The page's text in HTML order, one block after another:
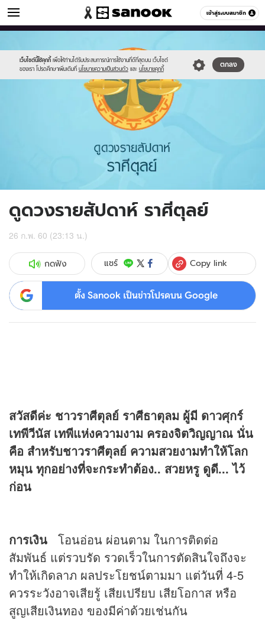
เข้าสู่ระบบสมาชิก
ดูดวง หมวดอื่นๆ
เว็บไซต์นี้ใช้คุกกี้ เพื่อให้ท่านได้รับประสบการณ์การใช้งานที่ดีที่สุดบน เว็บไซต์
ของเรา โปรดศึกษาเพิ่มเติมที่ นโยบายความเป็นส่วนตัว และ นโยบายคุกกี้
ตกลง
new-
sanook.png
ดูดวงรายสัปดาห์ ราศีตุลย์
26 ก.พ. 60 (23:13 น.)
กดฟัง แชร์ Copy link
ตั้ง Sanook เป็นข่าวโปรดบน Google
สวัสดีค่ะ ชาวราศีตุลย์ ราศีธาตุลม ผู้มี ดาวศุกร์
เทพีวีนัส เทพีแห่งความงาม ครองจิตวิญญาณ นั่น
คือ สำหรับชาวราศีตุลย์ ความสวยงามทำให้โลก
หมุน ทุกอย่างที่จะกระทำต้อง.. สวยหรู ดูดี... ไว้
ก่อน
การเงิน โอนอ่อน ผ่อนตาม ในการติดต่อ
สัมพันธ์ แต่รวบรัด รวดเร็วในการตัดสินใจถึงจะ
ทำให้เกิดลาภ ผลประโยชน์ตามมา แต่วันที่ 4-5
ควรระวังอาจเสียรู้ เสียเปรียบ เสียโอกาส หรือ
สูญเสียเงินทอง ของมีค่าด้วยเช่นกัน